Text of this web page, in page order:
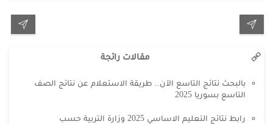
مقالات رائجة
بالبحث نتائج التاسع الآن.. طريقة الاستعلام عن نتائج الصف
التاسع بسوريا 2025
رابط نتائج التعليم الاساسي 2025 وزارة التربية حسب